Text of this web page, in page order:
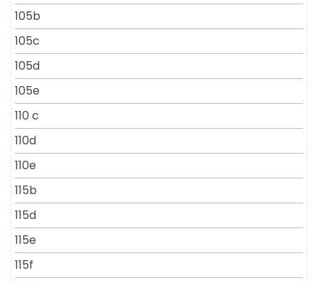
105b
105c
105d
105e
110 c
110d
110e
115b
115d
115e
115f